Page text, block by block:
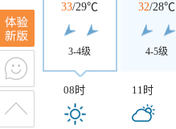
33/29℃
3-4级
32/28℃
4-5级
08时 11时